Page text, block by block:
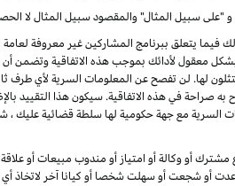
سبيل المثال" والمقصود سبيل المثال لا
لك فيما يتعلق ببرنامج المشاركين غير معروفة
معقول لأدائك بموجب هذه الاتفاقية وتضمن
لها. لن تفصح عن المعلومات السرية لأي طرف
صراحة في هذه الاتفاقية. سيكون هذا التقييد
المعلومات السرية مع جهة حكومية لها سلطة
أو وكالة أو امتياز أو مندوب مبيعات أو
أو شجعت أو سهلت شخصا أو كيانا آخر لاتخاذ